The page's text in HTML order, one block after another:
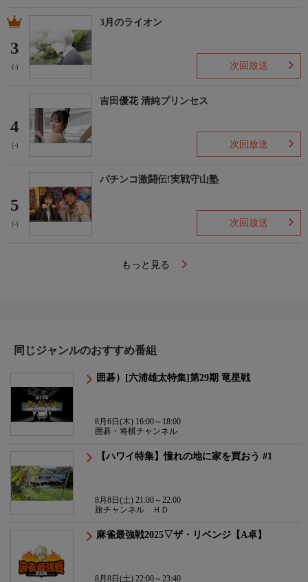
3
(-)
3月のライオン
次回放送
4
(-)
吉田優花 清純プリンセス
次回放送
5
(-)
パチンコ激闘伝!実戦守山塾
次回放送
もっと見る
同じジャンルのおすすめ番組
囲碁）[六浦雄太特集]第29期 竜星戦
8月6日(木) 16:00～18:00
囲碁・将棋チャンネル
【ハワイ特集】憧れの地に家を買おう #1
8月8日(土) 21:00～22:00
旅チャンネル ＨＤ
麻雀最強戦2025▽ザ・リベンジ【A卓】
8月8日(土) 22:00～23:40